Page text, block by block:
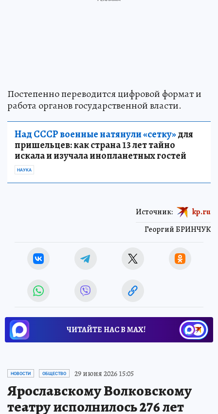
Постепенно переводится цифровой формат и
работа органов государственной власти.
Над СССР военные натянули «сетку»для
пришельцев: как страна 13 лет тайно
искала и изучала инопланетных гостей
НАУКА
Георгий БРИНЧУК
Источник: kp.ru
ЧИТАЙТЕ НАС В МАХ!
НОВОСТИ ОБЩЕСТВО 29 июня 2026 15:05
Ярославскому Волковскому
театру исполнилось 276 лет